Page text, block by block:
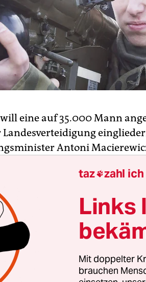
will eine auf 35.000 Mann
Antoni
erhalten. Die
zu den Nominierungen an
die Nachrichtenagentur
äußerte sich auf einem
nordpolnischen Stadt
beiwohnten. Der
taz zahl ich
Links
Mit doppelter
brauchen